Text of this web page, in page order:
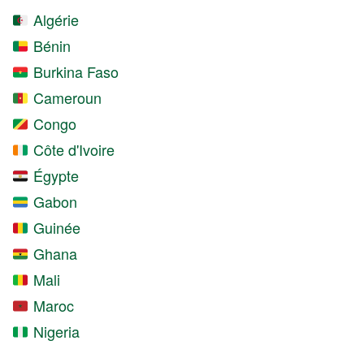
Algérie
Bénin
Burkina Faso
Cameroun
Congo
Côte d'Ivoire
Égypte
Gabon
Guinée
Ghana
Mali
Maroc
Nigeria